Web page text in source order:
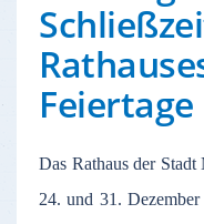
Feiertage
Das Rathaus der Stadt
24. und 31.